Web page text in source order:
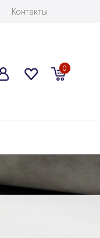
Контакты
0